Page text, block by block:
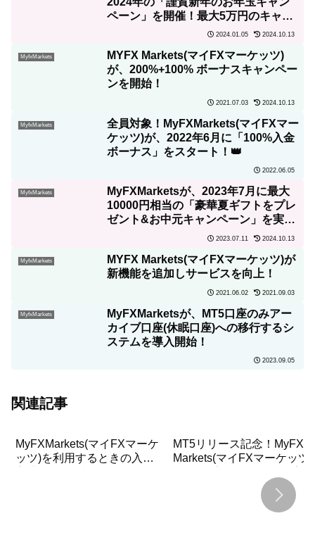
ペーン」を開催！最大5万円のキャッ
シュバックを進呈！
2024.01.05 2024.10.13
MyfxMarkets
MYFX Markets(マイFXマーケッツ)
が、200%+100% ボーナスキャンペー
ンを開始！
2021.07.03 2024.10.13
MyfxMarkets
全員対象！MyFXMarkets(マイFXマー
ケッツ)が、2022年6月に「100%入金
ボーナス」をスタート！👑
2022.06.05
MyfxMarkets
MyFXMarketsが、2023年7月に最大
10000円相当の「豪華夏ギフトをプレ
ゼント&お中元キャンペーン」を実
2023.07.11 2024.10.13
MyfxMarkets
MYFX Markets(マイFXマーケッツ)が
新機能を追加しサービスを向上！
2021.06.02 2021.09.03
MyfxMarkets
MyFXMarketsが、MT5口座のみアー
カイブ口座(休眠口座)への移行するシ
ステムを導入開始！
2023.09.05
関連記事
MyFXMarkets(マイFXマーケ
ッツ)を利用するときの入金
MT5リリース記念！MyFX
Markets(マイFXマーケッツ)